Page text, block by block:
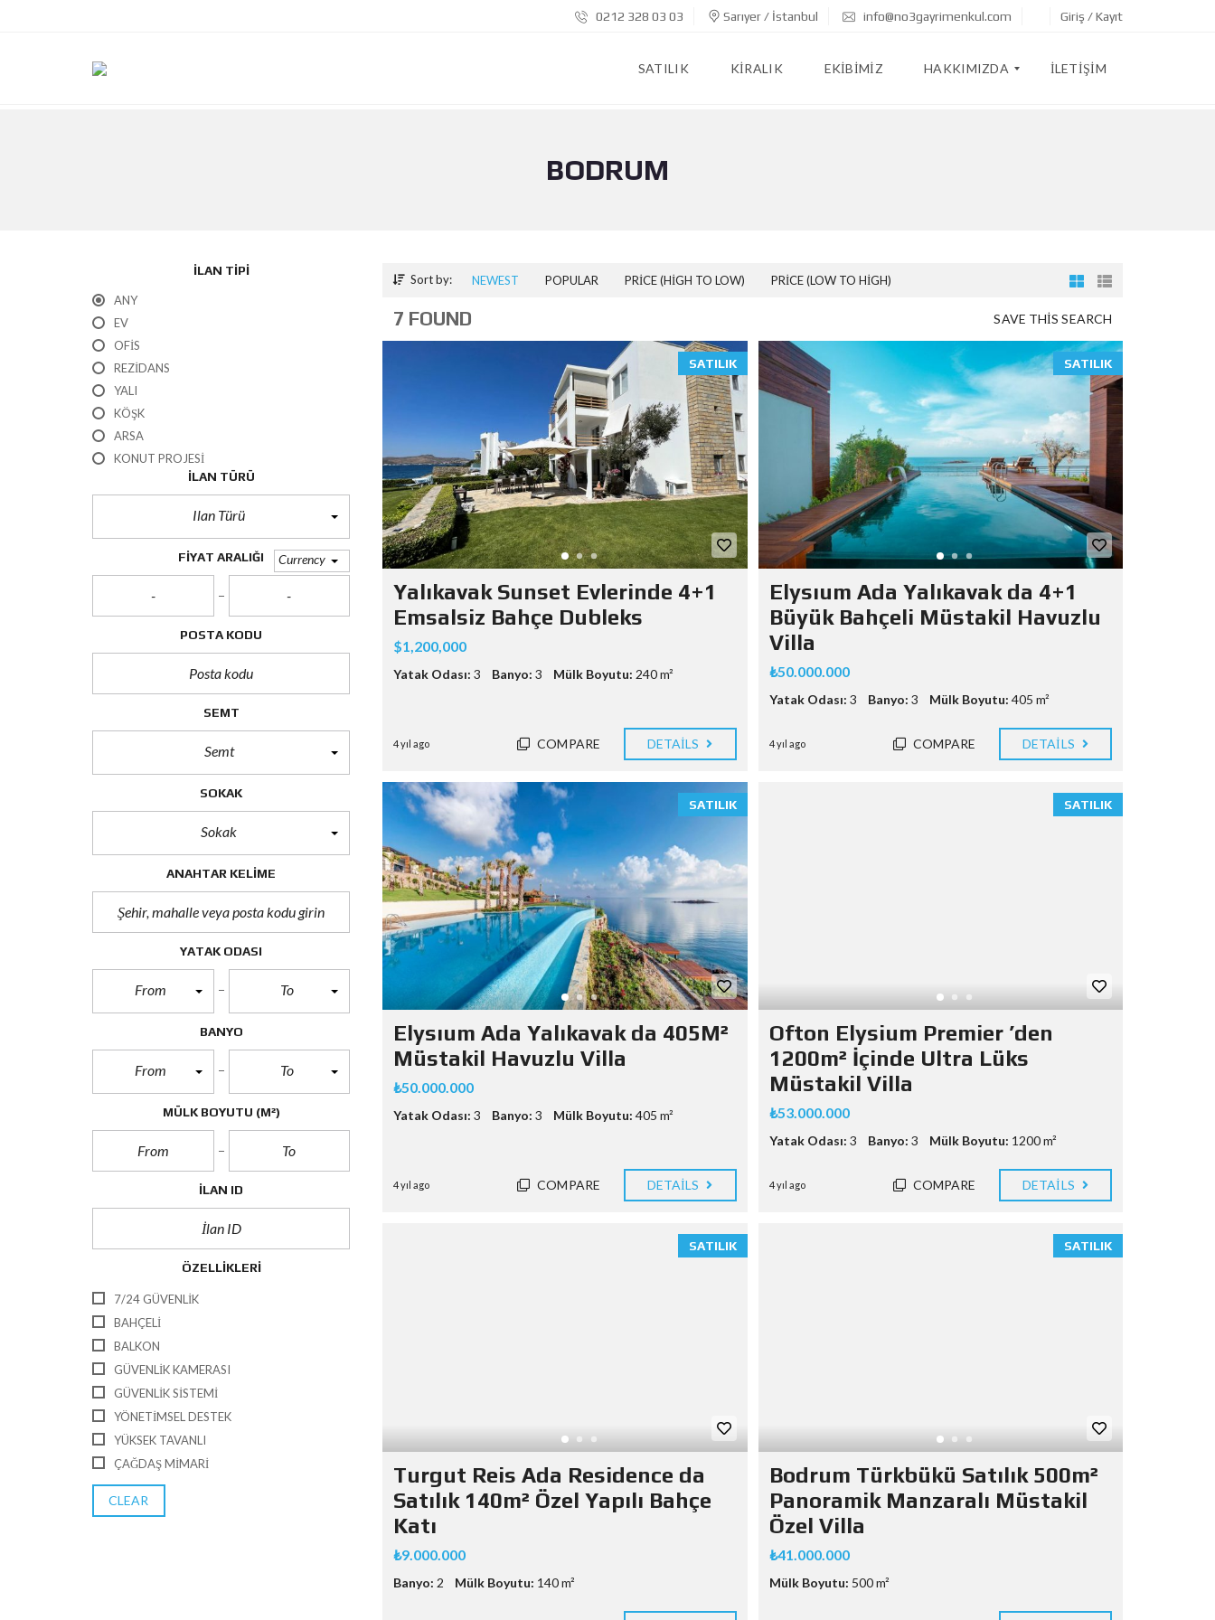
0212 328 03 03 Sarıyer / İstanbul info@no3gayrimenkul.com Giriş / Kayıt
SATILIK KIRALIK EKIBIMIZ HAKKIMIZDA İLETIŞIM
BODRUM
ILAN TIPI
ANY
EV
OFIS
REZIDANS
YALI
KÖŞK
ARSA
KONUT PROJESI
ILAN TÜRÜ
Ilan Türü
FIYAT ARALIĞI Currency
POSTA KODU
SEMT
Semt
SOKAK
Sokak
ANAHTAR KELIME
YATAK ODASI
From To
BANYO
From To
MÜLK BOYUTU (M²)
İLAN ID
ÖZELLIKLERI
7/24 GÜVENLIK
BAHÇELI
BALKON
GÜVENLIK KAMERASI
GÜVENLIK SISTEMI
YÖNETIMSEL DESTEK
YÜKSEK TAVANLI
ÇAĞDAŞ MIMARI
CLEAR
Sort by: NEWEST POPULAR PRICE (HIGH TO LOW) PRICE (LOW TO HIGH)
SAVE THIS SEARCH
7 FOUND
SATILIK
Yalıkavak Sunset Evlerinde 4+1
Emsalsiz Bahçe Dubleks
$1,200,000
Yatak Odası: 3 Banyo: 3 Mülk Boyutu: 240 m²
4 yıl ago COMPARE DETAILS
SATILIK
Elysıum Ada Yalıkavak da 4+1
Büyük Bahçeli Müstakil Havuzlu
Villa
₺50.000.000
Yatak Odası: 3 Banyo: 3 Mülk Boyutu: 405 m²
4 yıl ago COMPARE DETAILS
SATILIK
Elysıum Ada Yalıkavak da 405M²
Müstakil Havuzlu Villa
₺50.000.000
Yatak Odası: 3 Banyo: 3 Mülk Boyutu: 405 m²
4 yıl ago COMPARE DETAILS
SATILIK
Ofton Elysium Premier ’den
1200m² İçinde Ultra Lüks
Müstakil Villa
₺53.000.000
Yatak Odası: 3 Banyo: 3 Mülk Boyutu: 1200 m²
4 yıl ago COMPARE DETAILS
SATILIK
Turgut Reis Ada Residence da
Satılık 140m² Özel Yapılı Bahçe
Katı
₺9.000.000
Banyo: 2 Mülk Boyutu: 140 m²
SATILIK
Bodrum Türkbükü Satılık 500m²
Panoramik Manzaralı Müstakil
Özel Villa
₺41.000.000
Mülk Boyutu: 500 m²